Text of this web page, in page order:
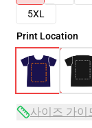
5XL
Print Location
사이즈 가이